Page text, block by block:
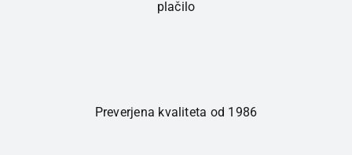
plačilo
Preverjena kvaliteta od 1986